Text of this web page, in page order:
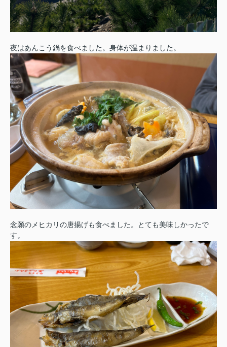
夜はあんこう鍋を食べました。身体が温まりました。
念願のメヒカリの唐揚げも食べました。とても美味しかったで
す。